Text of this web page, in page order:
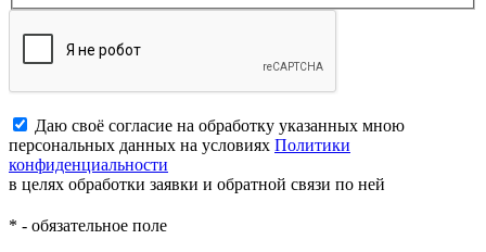
Даю своё согласие на обработку указанных мною
персональных данных на условиях Политики
конфиденциальности
в целях обработки заявки и обратной связи по ней
* - обязательное поле